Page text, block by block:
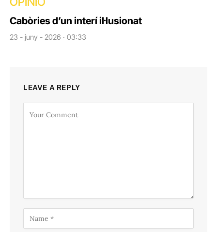
Cabòries d’un interí il·lusionat
23 - juny - 2026 · 03:33
LEAVE A REPLY